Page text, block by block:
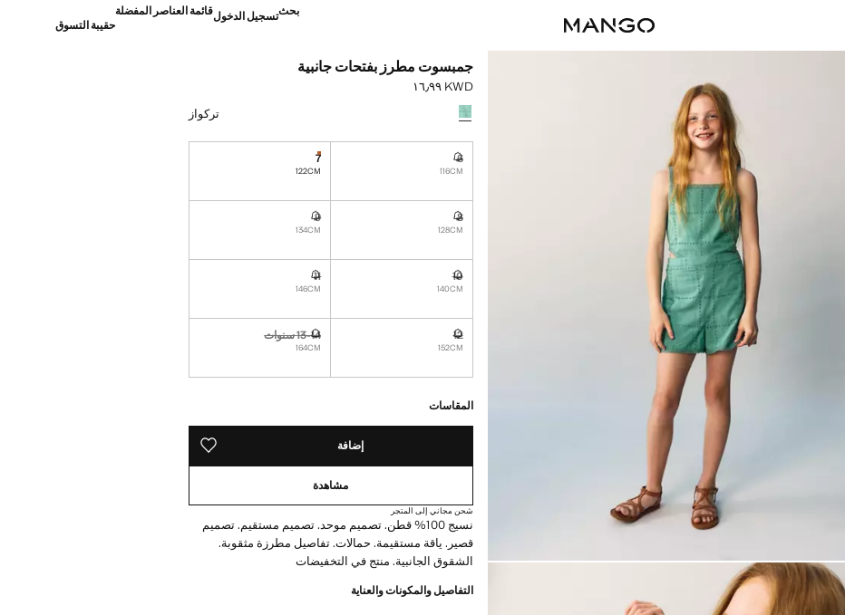
بحثتسجيل الدخولقائمة العناصر المفضلة
حقيبة التسوق
جمبسوت مطرز بفتحات جانبية
السعر الحالي [KWD ١٦٫٩٩ ]
KWD ١٦٫٩٩
حدد اللون
تركواز
6
116CM
غير متوفر. أنا أريده!
7
122CM
القطع الأخيرة!
8
128CM
غير متوفر. أنا أريده!
9
134CM
غير متوفر. أنا أريده!
10
140CM
غير متوفر. أنا أريده!
11
146CM
غير متوفر. أنا أريده!
12
152CM
غير متوفر. أنا أريده!
13-14 سنوات
164CM
غير متوفر. أنا أريده!
المقاسات
إضافة حفظه في قائمة منتجاتك المفضلة
مشاهدة
شحن مجاني إلى المتجر
نسيج 100% قطن. تصميم موحد. تصميم مستقيم. تصميم
قصير. ياقة مستقيمة. حمالات. تفاصيل مطرزة مثقوبة.
الشقوق الجانبية. منتج في التخفيضات
التفاصيل والمكونات والعناية